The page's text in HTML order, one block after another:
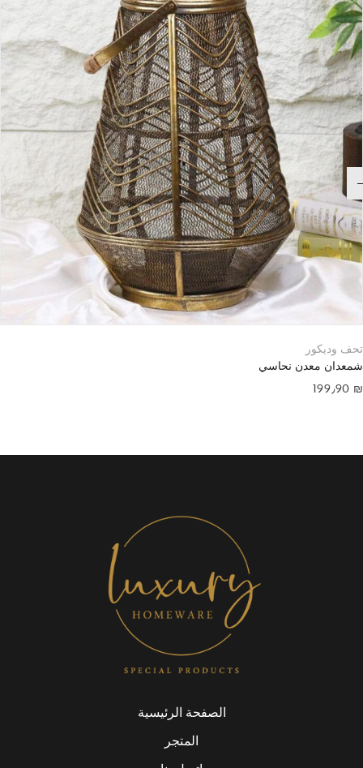
تحف وديكور
شمعدان معدن نحاسي
199٫90 ₪
الصفحة الرئيسية
المتجر